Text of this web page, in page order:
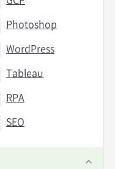
Photoshop
WordPress
Tableau
RPA
SEO